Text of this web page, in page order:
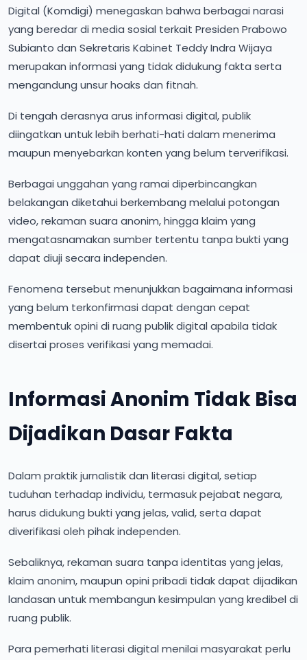
Digital (Komdigi) menegaskan bahwa berbagai narasi
yang beredar di media sosial terkait Presiden Prabowo
Subianto dan Sekretaris Kabinet Teddy Indra Wijaya
merupakan informasi yang tidak didukung fakta serta
mengandung unsur hoaks dan fitnah.
Di tengah derasnya arus informasi digital, publik
diingatkan untuk lebih berhati-hati dalam menerima
maupun menyebarkan konten yang belum terverifikasi.
Berbagai unggahan yang ramai diperbincangkan
belakangan diketahui berkembang melalui potongan
video, rekaman suara anonim, hingga klaim yang
mengatasnamakan sumber tertentu tanpa bukti yang
dapat diuji secara independen.
Fenomena tersebut menunjukkan bagaimana informasi
yang belum terkonfirmasi dapat dengan cepat
membentuk opini di ruang publik digital apabila tidak
disertai proses verifikasi yang memadai.
Informasi Anonim Tidak Bisa
Dijadikan Dasar Fakta
Dalam praktik jurnalistik dan literasi digital, setiap
tuduhan terhadap individu, termasuk pejabat negara,
harus didukung bukti yang jelas, valid, serta dapat
diverifikasi oleh pihak independen.
Sebaliknya, rekaman suara tanpa identitas yang jelas,
klaim anonim, maupun opini pribadi tidak dapat dijadikan
landasan untuk membangun kesimpulan yang kredibel di
ruang publik.
Para pemerhati literasi digital menilai masyarakat perlu